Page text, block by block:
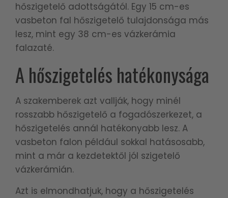
hőszigetelő adottságától. Egy 15 cm-es
vasbeton fal hőszigetelő tulajdonsága más
lesz, mint egy 38 cm-es vázkerámia
falazaté.
A hőszigetelés hatékonysága
A szakemberek azt vallják, hogy minél
rosszabb hőszigetelő a fogadószerkezet, a
hőszigetelés annál hatékonyabb lesz. A
vasbeton falon például sokkal hatásosabb,
mint a már a kezdetektől jól szigetelő
vázkerámián.
Azt is elmondhatjuk, hogy a hőszigetelés